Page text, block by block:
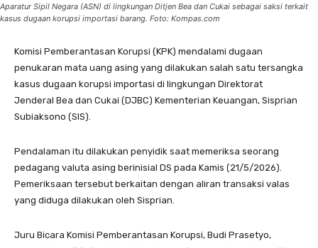
Aparatur Sipil Negara (ASN) di lingkungan Ditjen Bea dan Cukai sebagai saksi terkait
kasus dugaan korupsi importasi barang. Foto: Kompas.com
Komisi Pemberantasan Korupsi (KPK) mendalami dugaan
penukaran mata uang asing yang dilakukan salah satu tersangka
kasus dugaan korupsi importasi di lingkungan Direktorat
Jenderal Bea dan Cukai (DJBC) Kementerian Keuangan, Sisprian
Subiaksono (SIS).
Pendalaman itu dilakukan penyidik saat memeriksa seorang
pedagang valuta asing berinisial DS pada Kamis (21/5/2026).
Pemeriksaan tersebut berkaitan dengan aliran transaksi valas
yang diduga dilakukan oleh Sisprian.
Juru Bicara Komisi Pemberantasan Korupsi, Budi Prasetyo,